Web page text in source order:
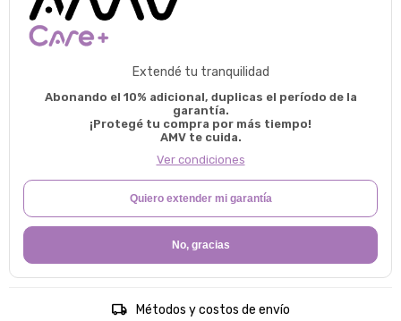
Extendé tu tranquilidad
Abonando el 10% adicional, duplicas el período de la
garantía.
¡Protegé tu compra por más tiempo!
AMV te cuida.
Ver condiciones
Quiero extender mi garantía
No, gracias
Métodos y costos de envío